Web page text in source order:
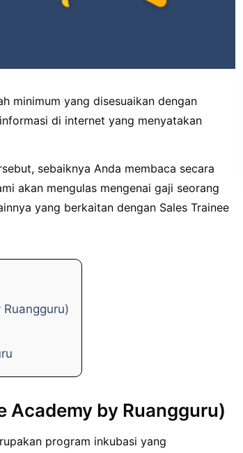
minimum yang disesuaikan dengan
di internet yang menyatakan
sebaiknya Anda membaca secara
akan mengulas mengenai gaji seorang
yang berkaitan dengan Sales Trainee
Academy by Ruangguru)
program inkubasi yang